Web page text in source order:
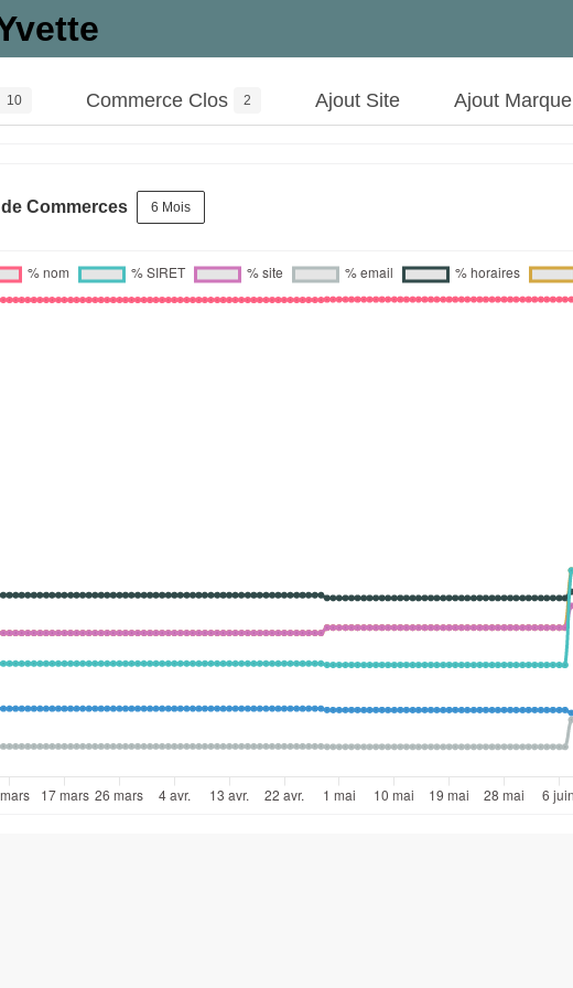
10 Commerce Clos 2 Ajout Site Ajout Marque
Commerces 6 Mois